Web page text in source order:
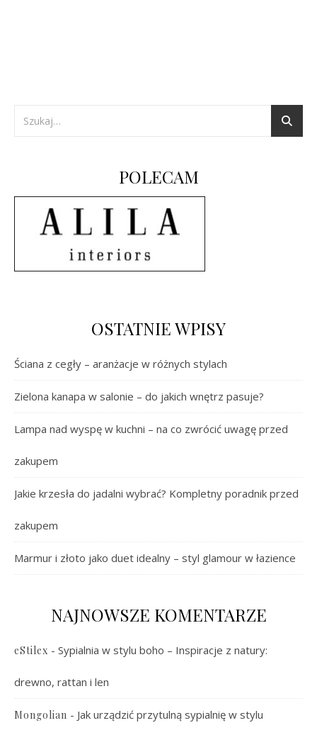
POLECAM
OSTATNIE WPISY
Ściana z cegły – aranżacje w różnych stylach
Zielona kanapa w salonie – do jakich wnętrz pasuje?
Lampa nad wyspę w kuchni – na co zwrócić uwagę przed
zakupem
Jakie krzesła do jadalni wybrać? Kompletny poradnik przed
zakupem
Marmur i złoto jako duet idealny – styl glamour w łazience
NAJNOWSZE KOMENTARZE
eStilex - Sypialnia w stylu boho – Inspiracje z natury:
drewno, rattan i len
Mongolian - Jak urządzić przytulną sypialnię w stylu